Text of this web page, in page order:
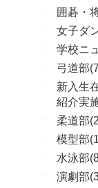
囲碁・
女子ダ
学校ニ
弓道部
新入生
紹介実
柔道部
模型部
水泳部
演劇部